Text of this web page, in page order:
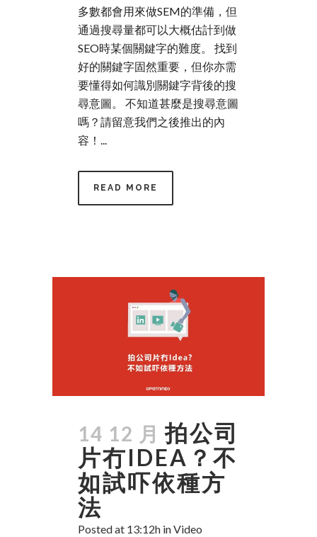
多數都會用來做SEM的準備，但
通過搜尋量都可以大概估計到做
SEO時某個關鍵字的難度。 找到
好的關鍵字固然重要，但你亦需
要懂得如何識別關鍵字背後的搜
尋意圖。 不知道甚麼是搜尋意圖
嗎？請留意我們之後推出的內
容！...
READ MORE
14 12 月 拍公司
片冇IDEA？不
如試吓依種方
法
Posted at 13:12h inVideo